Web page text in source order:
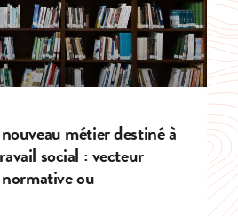
métier destiné à
social : vecteur
ou